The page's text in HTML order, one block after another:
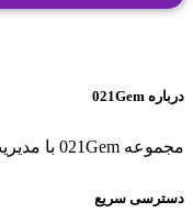
درباره 021Gem
مجموعه 021Gem با مدیریت سبحان احمدی از ابتدای سال 1397 فعالیت خود را آغاز کرده و مجموعه کاملی از خدمات قانونی بازی های آنلاین را به کاربران ارائه داده است.
دسترسی سریع